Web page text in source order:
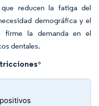
reducen la fatiga del
demográfica y el
firme la demanda en el
dentales.
*